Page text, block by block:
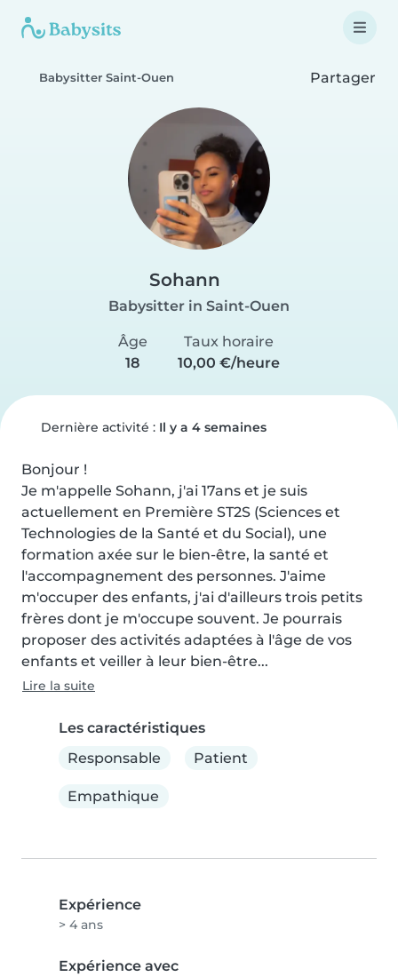
Babysitter Saint-Ouen Partager
Sohann
Babysitter in Saint-Ouen
Âge
18
Taux horaire
10,00 €/heure
Dernière activité : Il y a 4 semaines
Bonjour !
Je m'appelle Sohann, j'ai 17ans et je suis
actuellement en Première ST2S (Sciences et
Technologies de la Santé et du Social), une
formation axée sur le bien-être, la santé et
l'accompagnement des personnes. J'aime
m'occuper des enfants, j'ai d'ailleurs trois petits
frères dont je m'occupe souvent. Je pourrais
proposer des activités adaptées à l'âge de vos
enfants et veiller à leur bien-être...
Lire la suite
Les caractéristiques
Responsable
Patient
Empathique
Expérience
> 4 ans
Expérience avec